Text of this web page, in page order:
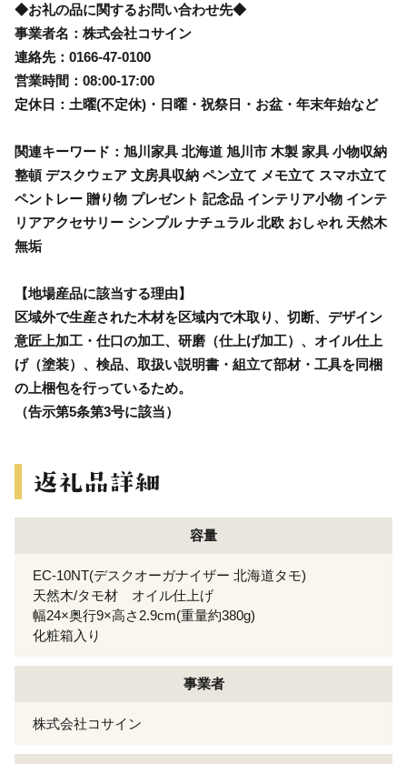
◆お礼の品に関するお問い合わせ先◆
事業者名：株式会社コサイン
連絡先：0166-47-0100
営業時間：08:00-17:00
定休日：土曜(不定休)・日曜・祝祭日・お盆・年末年始など
関連キーワード：旭川家具 北海道 旭川市 木製 家具 小物収納
整頓 デスクウェア 文房具収納 ペン立て メモ立て スマホ立て
ペントレー 贈り物 プレゼント 記念品 インテリア小物 インテ
リアアクセサリー シンプル ナチュラル 北欧 おしゃれ 天然木
無垢
【地場産品に該当する理由】
区域外で生産された木材を区域内で木取り、切断、デザイン
意匠上加工・仕口の加工、研磨（仕上げ加工）、オイル仕上
げ（塗装）、検品、取扱い説明書・組立て部材・工具を同梱
の上梱包を行っているため。
（告示第5条第3号に該当）
容量
EC-10NT(デスクオーガナイザー 北海道タモ)
天然木/タモ材 オイル仕上げ
幅24×奥行9×高さ2.9cm(重量約380g)
化粧箱入り
事業者
株式会社コサイン